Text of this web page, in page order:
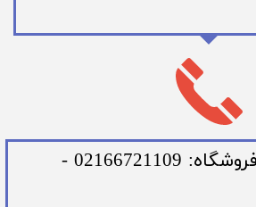
​شماره تلفن های فروشگاه: 02166721109 -